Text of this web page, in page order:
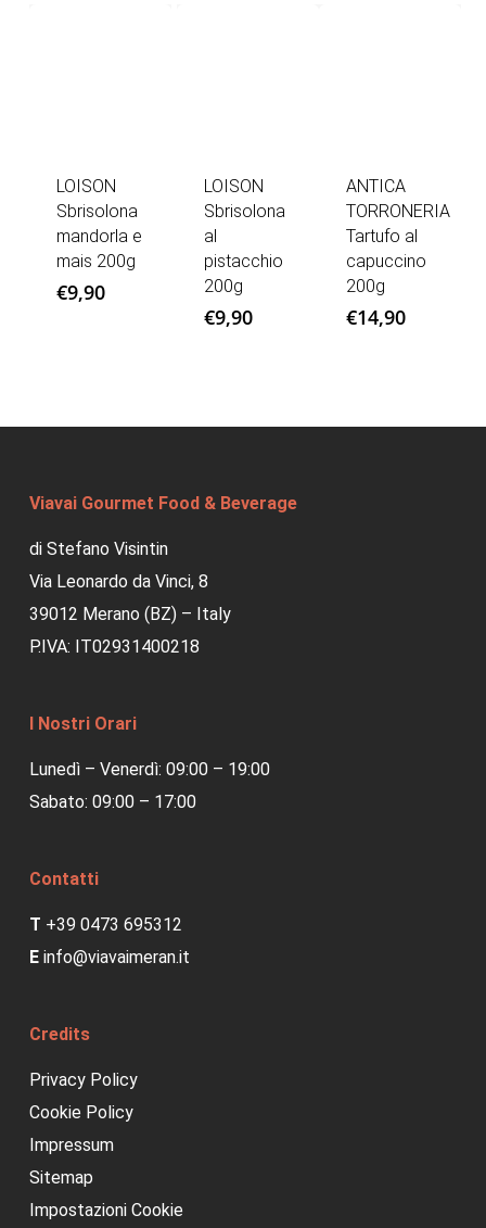
LOISON
Sbrisolona
mandorla e
mais 200g
€9,90
LOISON
Sbrisolona
al
pistacchio
200g
€9,90
ANTICA
TORRONERIA
Tartufo al
capuccino
200g
€14,90
Viavai Gourmet Food & Beverage
di Stefano Visintin
Via Leonardo da Vinci, 8
39012 Merano (BZ) – Italy
P.IVA: IT02931400218
I Nostri Orari
Lunedì – Venerdì: 09:00 – 19:00
Sabato: 09:00 – 17:00
Contatti
T +39 0473 695312
E info@viavaimeran.it
Credits
Privacy Policy
Cookie Policy
Impressum
Sitemap
Impostazioni Cookie